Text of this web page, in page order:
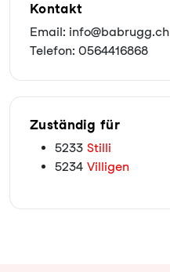
Kontakt
Email: info@babrugg.ch
Telefon: 0564416868
Zuständig für
5233 Stilli
5234 Villigen